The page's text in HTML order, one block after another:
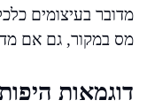
מדובר בעיצומים
מס במקור, גם אם
דוגמאות